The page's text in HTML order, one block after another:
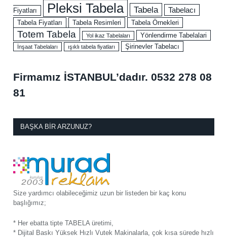
Fiyatları Pleksi Tabela Tabela Tabelacı
Tabela Fiyatları Tabela Resimleri Tabela Örnekleri
Totem Tabela Yol ikaz Tabelaları Yönlendirme Tabelalari
İnşaat Tabelaları ışıklı tabela fiyatları Şirinevler Tabelacı
Firmamız İSTANBUL’dadır. 0532 278 08
81
BAŞKA BIR ARZUNUZ?
Size yardımcı olabileceğimiz uzun bir listeden bir kaç konu
başlığımız;
* Her ebatta tipte TABELA üretimi,
* Dijital Baskı Yüksek Hızlı Vutek Makinalarla, çok kısa sürede hızlı